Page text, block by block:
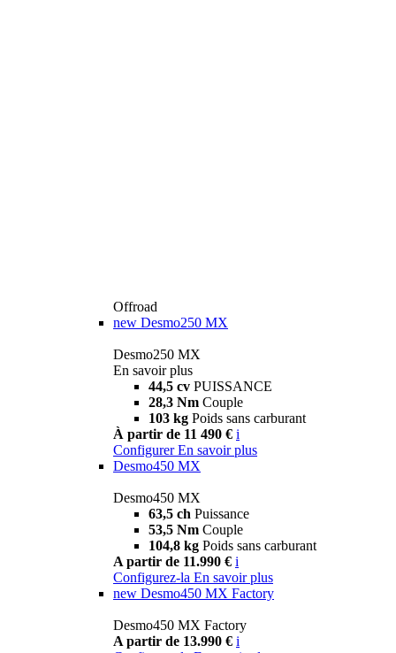
Offroad
new Desmo250 MX
Desmo250 MX
En savoir plus
44,5 cv PUISSANCE
28,3 Nm Couple
103 kg Poids sans carburant
À partir de 11 490 € i
Configurer En savoir plus
Desmo450 MX
Desmo450 MX
63,5 ch Puissance
53,5 Nm Couple
104,8 kg Poids sans carburant
A partir de 11.990 € i
Configurez-la En savoir plus
new Desmo450 MX Factory
Desmo450 MX Factory
A partir de 13.990 € i